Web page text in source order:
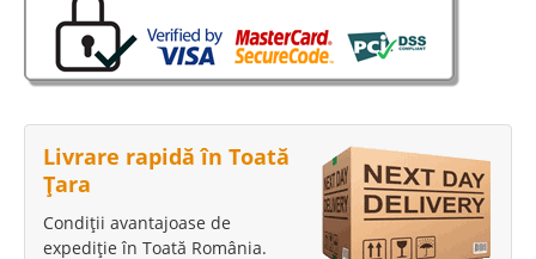
Livrare rapidă în Toată
Țara
Condiții avantajoase de
expediție în Toată România.